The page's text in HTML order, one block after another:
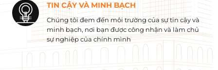
TIN CẬY VÀ MINH BẠCH
Chúng tôi đem đến môi trường của sự tin cậy và
minh bạch, nơi bạn được công nhận và làm chủ
sự nghiệp của chính mình